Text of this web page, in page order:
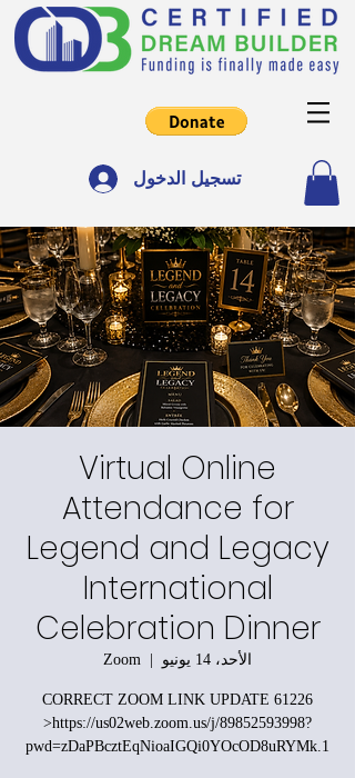
تسجيل الدخول
Virtual Online
Attendance for
Legend and Legacy
International
Celebration Dinner
الأحد، 14 يونيو
  |
Zoom
CORRECT ZOOM LINK UPDATE 61226
>https://us02web.zoom.us/j/89852593998?